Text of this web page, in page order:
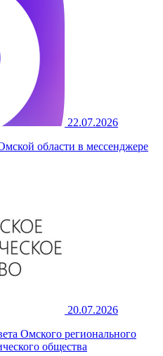
22.07.2026
области в мессенджере
20.07.2026
Омского регионального
общества